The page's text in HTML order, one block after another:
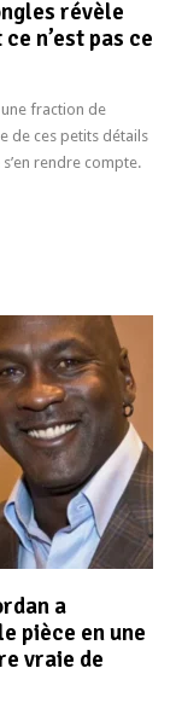
révèle
n’est pas ce
fraction de
de ces petits détails
rendre compte.
a
pièce en une
vraie de